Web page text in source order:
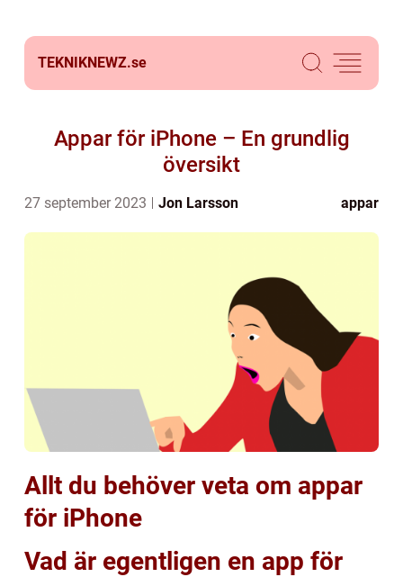
TEKNIKNEWZ.se
Appar för iPhone – En grundlig
översikt
27 september 2023 Jon Larsson appar
Allt du behöver veta om appar
för iPhone
Vad är egentligen en app för